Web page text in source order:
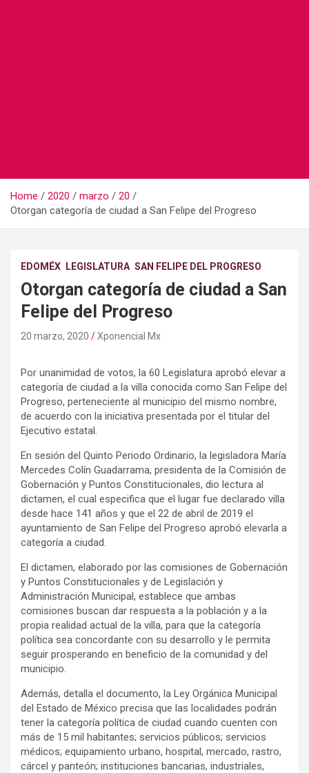
Home 2020 marzo
20
Otorgan categoría de ciudad a San Felipe del Progreso
EDOMÉX LEGISLATURA SAN FELIPE DEL PROGRESO
Otorgan categoría de ciudad a San
Felipe del Progreso
20 marzo, 2020 Xponencial Mx
Por unanimidad de votos, la 60 Legislatura aprobó elevar a
categoría de ciudad a la villa conocida como San Felipe del
Progreso, perteneciente al municipio del mismo nombre,
de acuerdo con la iniciativa presentada por el titular del
Ejecutivo estatal.
En sesión del Quinto Periodo Ordinario, la legisladora María
Mercedes Colín Guadarrama, presidenta de la Comisión de
Gobernación y Puntos Constitucionales, dio lectura al
dictamen, el cual especifica que el lugar fue declarado villa
desde hace 141 años y que el 22 de abril de 2019 el
ayuntamiento de San Felipe del Progreso aprobó elevarla a
categoría a ciudad.
El dictamen, elaborado por las comisiones de Gobernación
y Puntos Constitucionales y de Legislación y
Administración Municipal, establece que ambas
comisiones buscan dar respuesta a la población y a la
propia realidad actual de la villa, para que la categoría
política sea concordante con su desarrollo y le permita
seguir prosperando en beneficio de la comunidad y del
municipio.
Además, detalla el documento, la Ley Orgánica Municipal
del Estado de México precisa que las localidades podrán
tener la categoría política de ciudad cuando cuenten con
más de 15 mil habitantes; servicios públicos; servicios
médicos; equipamiento urbano, hospital, mercado, rastro,
cárcel y panteón; instituciones bancarias, industriales,